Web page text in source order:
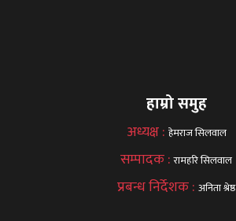
हाम्रो समुह
अध्यक्ष : हेमराज सिलवाल
सम्पादक :रामहरि सिलवाल
प्रबन्ध निर्देशक : अनिता श्रेष्ठ